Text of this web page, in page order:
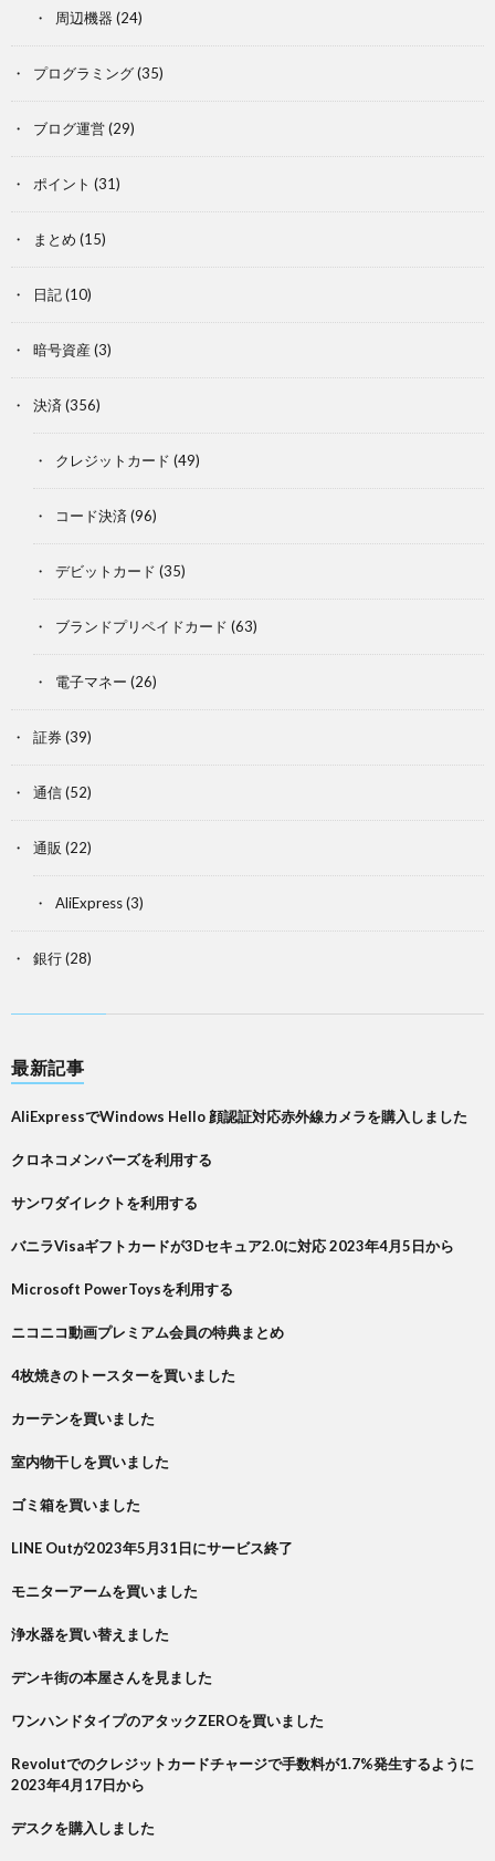
周辺機器 (24)
プログラミング(35)
ブログ運営(29)
ポイント (31)
まとめ (15)
日記(10)
暗号資産 (3)
決済 (356)
クレジットカード (49)
コード決済 (96)
デビットカード (35)
ブランドプリペイドカード (63)
電子マネー (26)
証券(39)
通信(52)
通販 (22)
AliExpress(3)
銀行(28)
最新記事
AliExpressでWindows Hello 顔認証対応赤外線カメラを購入しました
クロネコメンバーズを利用する
サンワダイレクトを利用する
バニラVisaギフトカードが3Dセキュア2.0に対応 2023年4月5日から
Microsoft PowerToysを利用する
ニコニコ動画プレミアム会員の特典まとめ
4枚焼きのトースターを買いました
カーテンを買いました
室内物干しを買いました
ゴミ箱を買いました
LINE Outが2023年5月31日にサービス終了
モニターアームを買いました
浄水器を買い替えました
デンキ街の本屋さんを見ました
ワンハンドタイプのアタックZEROを買いました
Revolutでのクレジットカードチャージで手数料が1.7%発生するように
2023年4月17日から
デスクを購入しました